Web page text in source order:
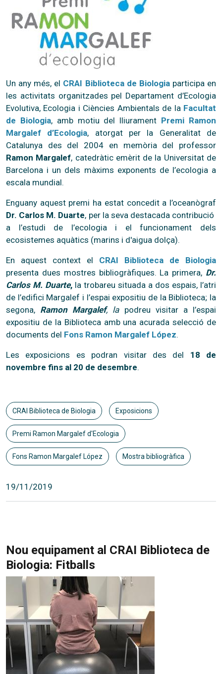
Un any més, el CRAI Biblioteca de Biologiaparticipa en
les activitats organitzades pel Departament d’Ecologia
Evolutiva, Ecologia i Ciències Ambientals de la Facultat
de Biologia, amb motiu del lliurament Premi Ramon
Margalef d’Ecologia, atorgat per la Generalitat de
Catalunya des del 2004 en memòria del professor
Ramon Margalef, catedràtic emèrit de la Universitat de
Barcelona i un dels màxims exponents de l’ecologia a
escala mundial.
Enguany aquest premi ha estat concedit a l’oceanògraf
Dr. Carlos M. Duarte, per la seva destacada contribució
a l’estudi de l’ecologia i el funcionament dels
ecosistemes aquàtics (marins i d'aigua dolça).
En aquest context el CRAI Biblioteca de Biologia
presenta dues mostres bibliogràfiques. La primera, Dr.
Carlos M. Duarte, la trobareu situada a dos espais, l’atri
de l’edifici Margalef i l’espai expositiu de la Biblioteca; la
segona, Ramon Margalef, lapodreu visitar a l’espai
expositiu de la Biblioteca amb una acurada selecció de
documents del Fons Ramon Margalef López.
Les exposicions es podran visitar des del 18 de
novembre fins al 20 de desembre.
CRAI Biblioteca de Biologia Exposicions
Premi Ramon Margalef d'Ecologia
Fons Ramon Margalef López Mostra bibliogràfica
19/11/2019
Nou equipament al CRAI Biblioteca de
Biologia: Fitballs